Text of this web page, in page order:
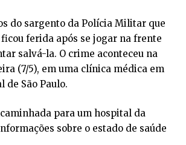
do sargento da Polícia Militar que
ficou ferida após se jogar na frente
salvá-la. O crime aconteceu na
(7/5), em uma clínica médica em
de São Paulo.
para um hospital da
sobre o estado de saúde